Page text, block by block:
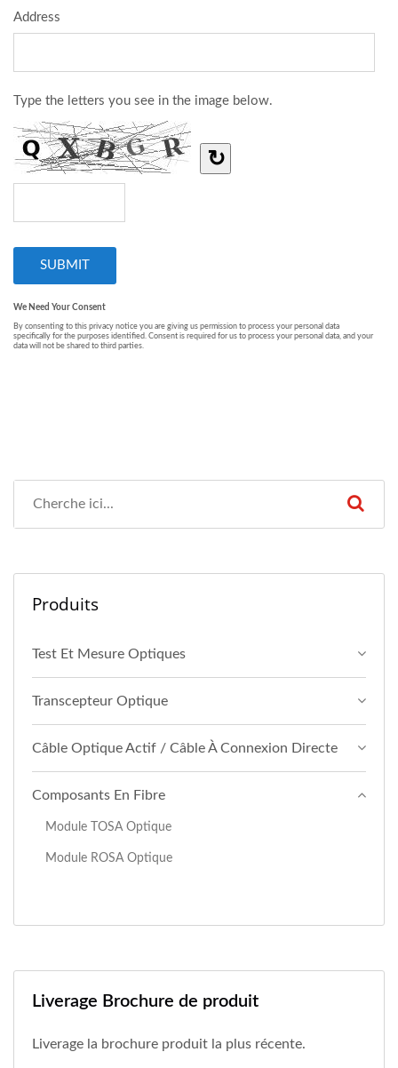
Produits
Test Et Mesure Optiques
Transcepteur Optique
Câble Optique Actif / Câble À Connexion Directe
Composants En Fibre
Module TOSA Optique
Module ROSA Optique
Liverage Brochure de produit
Liverage la brochure produit la plus récente.